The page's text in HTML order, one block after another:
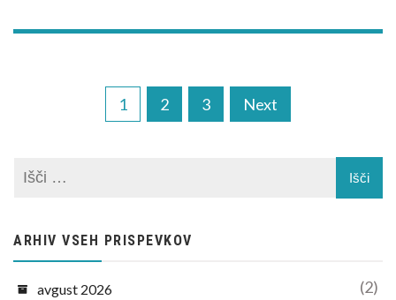
Navigacija
1 2 3 Next
ARHIV VSEH PRISPEVKOV
avgust 2026 (2)